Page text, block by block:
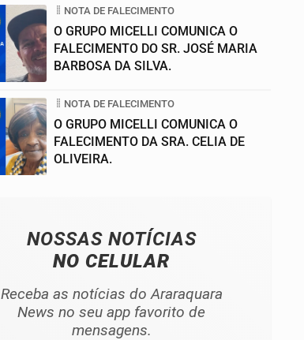
NOTA DE FALECIMENTO
O GRUPO MICELLI COMUNICA O
FALECIMENTO DO SR. JOSÉ MARIA
BARBOSA DA SILVA.
NOTA DE FALECIMENTO
O GRUPO MICELLI COMUNICA O
FALECIMENTO DA SRA. CELIA DE
OLIVEIRA.
NOSSAS NOTÍCIAS
NO CELULAR
Receba as notícias do Araraquara
News no seu app favorito de
mensagens.